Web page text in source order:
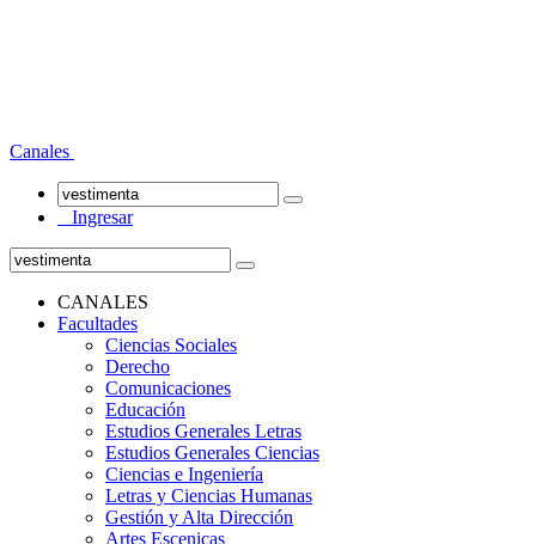
Canales
Ingresar
CANALES
Facultades
Ciencias Sociales
Derecho
Comunicaciones
Educación
Estudios Generales Letras
Estudios Generales Ciencias
Ciencias e Ingeniería
Letras y Ciencias Humanas
Gestión y Alta Dirección
Artes Escenicas